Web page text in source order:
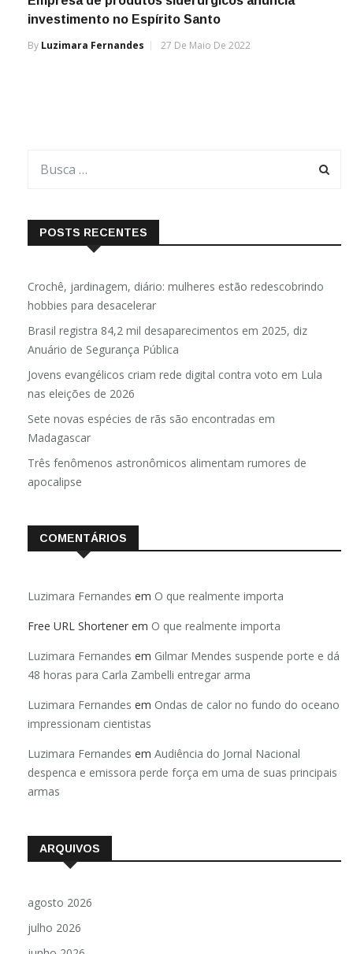
investimento no Espírito Santo
By Luzimara Fernandes 27 De Maio De 2022
POSTS RECENTES
Crochê, jardinagem, diário: mulheres estão redescobrindo
hobbies para desacelerar
Brasil registra 84,2 mil desaparecimentos em 2025, diz
Anuário de Segurança Pública
Jovens evangélicos criam rede digital contra voto em Lula
nas eleições de 2026
Sete novas espécies de rãs são encontradas em
Madagascar
Três fenômenos astronômicos alimentam rumores de
apocalipse
COMENTÁRIOS
Luzimara Fernandes em O que realmente importa
Free URL Shortener em O que realmente importa
Luzimara Fernandes em Gilmar Mendes suspende porte e dá
48 horas para Carla Zambelli entregar arma
Luzimara Fernandes em Ondas de calor no fundo do oceano
impressionam cientistas
Luzimara Fernandes em Audiência do Jornal Nacional
despenca e emissora perde força em uma de suas principais
armas
ARQUIVOS
agosto 2026
julho 2026